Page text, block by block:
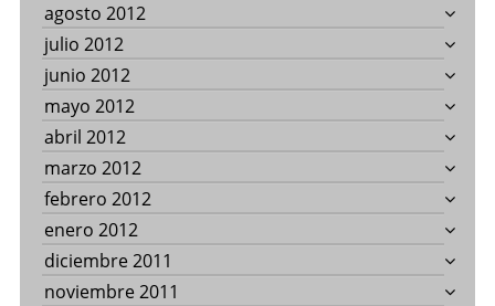
agosto 2012
julio 2012
junio 2012
mayo 2012
abril 2012
marzo 2012
febrero 2012
enero 2012
diciembre 2011
noviembre 2011